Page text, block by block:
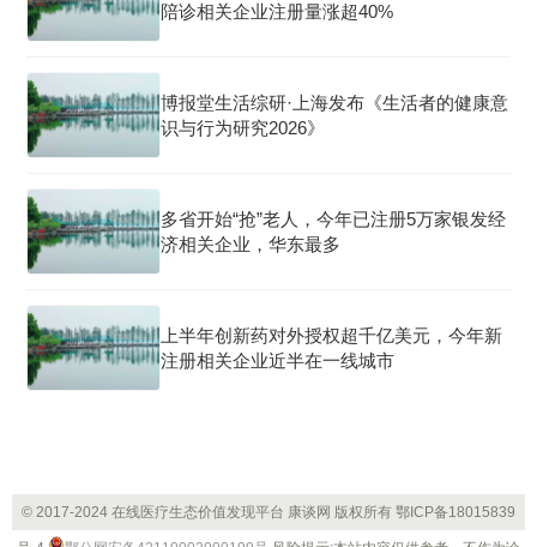
陪诊相关企业注册量涨超40%
博报堂生活综研·上海发布《生活者的健康意
识与行为研究2026》
多省开始“抢”老人，今年已注册5万家银发经
济相关企业，华东最多
上半年创新药对外授权超千亿美元，今年新
注册相关企业近半在一线城市
© 2017-2024 在线医疗生态价值发现平台 康谈网 版权所有 鄂ICP备18015839